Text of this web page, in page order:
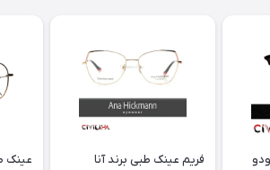
فریم عینک طبی برند آنا
عینک